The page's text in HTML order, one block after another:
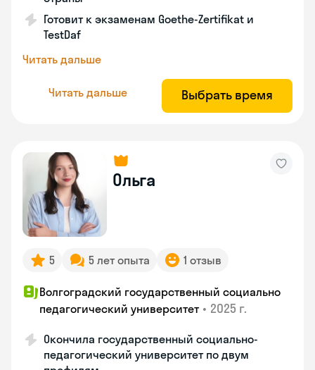
Готовит к экзаменам Goethe-Zertifikat и
TestDaf
Читать дальше
Читать дальше Выбрать время
Ольга
5 5 лет опыта 1 отзыв
Волгоградский государственный социально
педагогический университет • 2025 г.
Окончила государственный социально-
педагогический университет по двум